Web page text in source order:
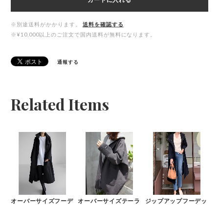
※別途送料がかかります。
送料を確認する
※¥10,000以上のご注文で国内送料が無料になります。
通報する
Related Items
オーバーサイズフーデ
オーバーサイズテーラ
ジップアップフーデッ